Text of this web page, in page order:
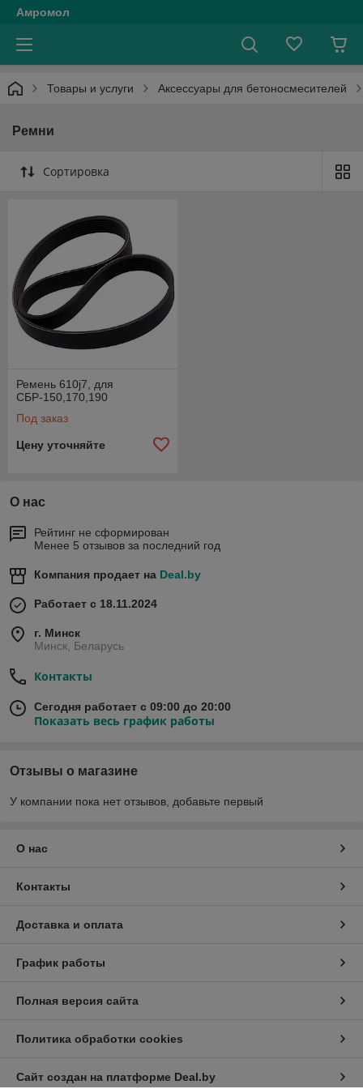
Амромол
Товары и услуги Аксессуары для бетоносмесителей
Ремни
Сортировка
Ремень 610j7, для
СБР-150,170,190
Под заказ
Цену уточняйте
О нас
Рейтинг не сформирован
Менее 5 отзывов за последний год
Компания продает на Deal.by
Работает с 18.11.2024
г. Минск
Минск, Беларусь
Контакты
Сегодня работает с 09:00 до 20:00
Показать весь график работы
Отзывы о магазине
У компании пока нет отзывов, добавьте первый
О нас
Контакты
Доставка и оплата
График работы
Полная версия сайта
Политика обработки cookies
Сайт создан на платформе Deal.by